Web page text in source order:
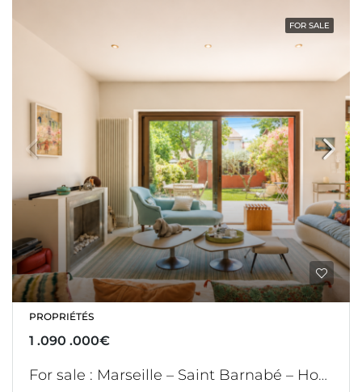
FOR SALE
PROPRIÉTÉS
1 .090 .000€
For sale : Marseille – Saint Barnabé – House with garden – office and double garage